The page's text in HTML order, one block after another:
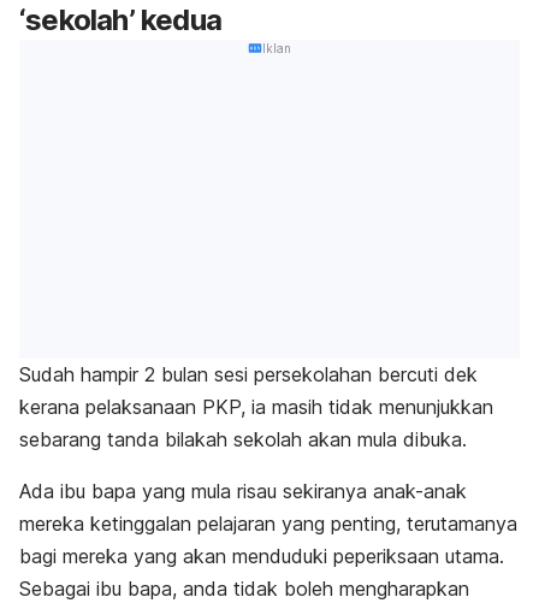
‘sekolah’ kedua
Iklan
Sudah hampir 2 bulan sesi persekolahan bercuti dek
kerana pelaksanaan PKP, ia masih tidak menunjukkan
sebarang tanda bilakah sekolah akan mula dibuka.
Ada ibu bapa yang mula risau sekiranya anak-anak
mereka ketinggalan pelajaran yang penting, terutamanya
bagi mereka yang akan menduduki peperiksaan utama.
Sebagai ibu bapa, anda tidak boleh mengharapkan